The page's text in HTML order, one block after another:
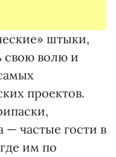
штыки,
свою волю и
проектов.
— частые гости в
им по